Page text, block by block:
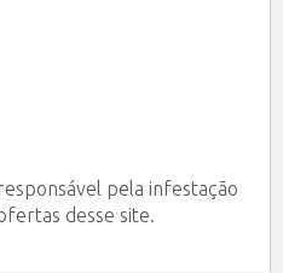
pela infestação
desse site.